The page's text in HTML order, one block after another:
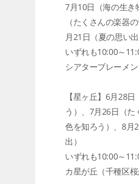
7月10日（海の生き
（たくさんの楽器
月21日（夏の思い出
いずれも10:00～
シアターブレーメン
【星ヶ丘】6月28
う）、7月26日（
色を知ろう）、8月
出）
いずれも10:00～
カ星が丘（千種区桜